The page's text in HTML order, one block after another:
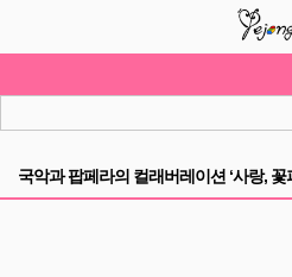
국악과 팝페라의 컬래버레이션 ‘사랑, 꽃